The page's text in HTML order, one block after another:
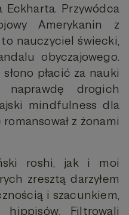
Przywódca
Amerykanin z
nauczyciel świecki,
obyczajowego.
płacić za nauki
drogich
mindfulness dla
z żonami
roshi, jak i moi
zresztą darzyłem
i szacunkiem,
Filtrowali